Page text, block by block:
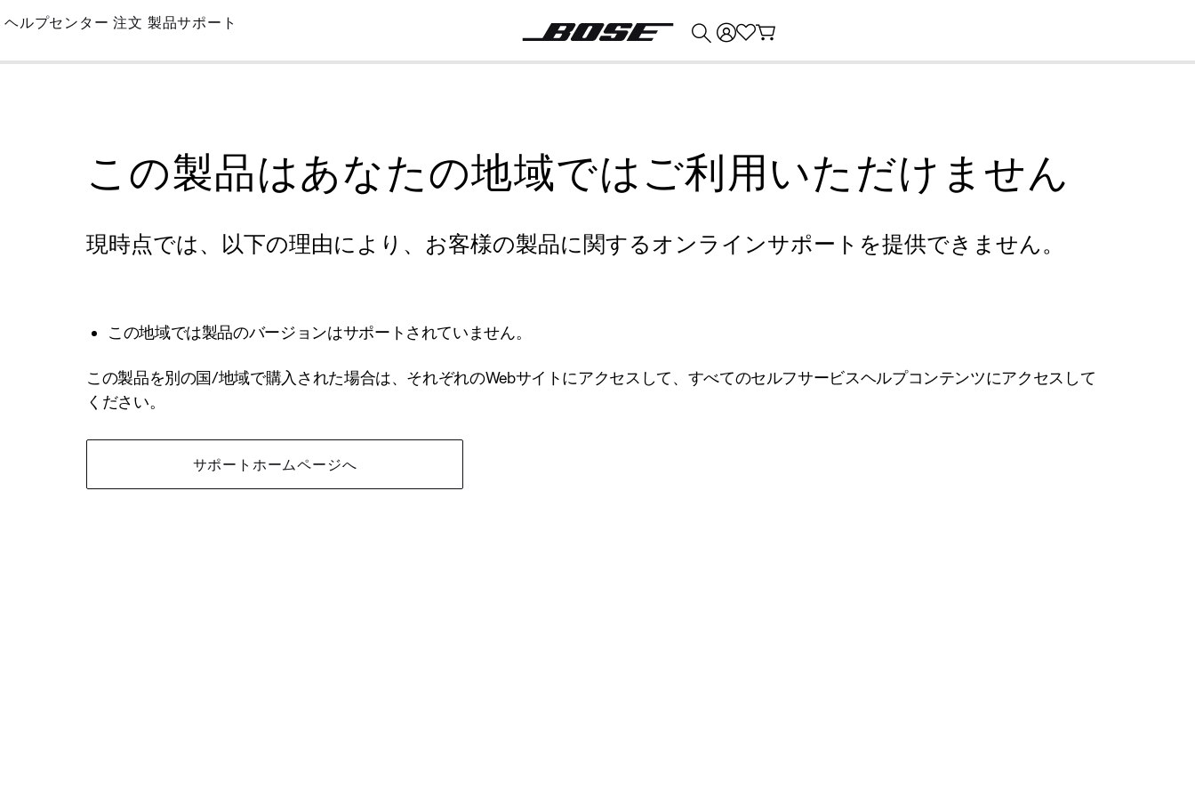
Skip
Main
ヘルプセンター 注文 製品サポート
この製品はあなたの地域ではご利用いただけません
現時点では、以下の理由により、お客様の製品に関するオンラインサポートを提供できません。
この地域では製品のバージョンはサポートされていません。
この製品を別の国/地域で購入された場合は、それぞれのWebサイトにアクセスして、すべてのセルフサービスヘルプコンテンツにアクセスして
ください。
サポートホームページへ